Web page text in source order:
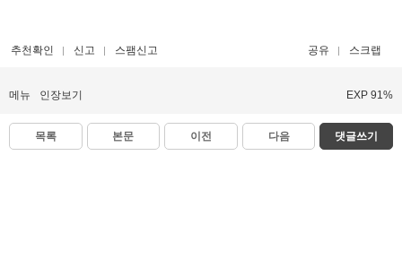
추천확인 신고 스팸신고 공유 스크랩
메뉴 인장보기 EXP 91%
목록 본문 이전 다음 댓글쓰기